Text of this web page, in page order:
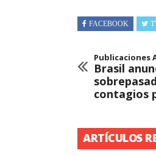
FACEBOOK
Publicaciones
Brasil
contagios
ARTÍCULOS